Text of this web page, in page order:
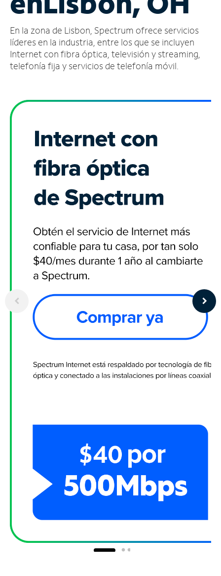
cuenta
Encuentra
una
tienda
En la zona de Lisbon, Spectrum ofrece servicios
líderes en la industria, entre los que se incluyen
Internet con fibra óptica, televisión y streaming,
telefonía fija y servicios de telefonía móvil.